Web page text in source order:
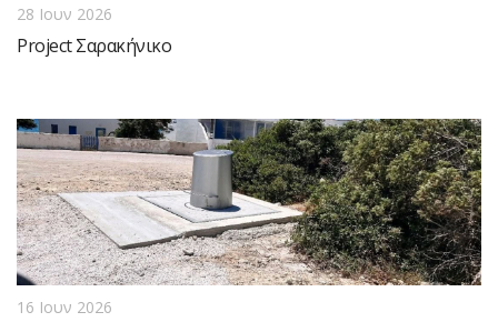
28 Ιουν 2026
Project Σαρακήνικο
16 Ιουν 2026